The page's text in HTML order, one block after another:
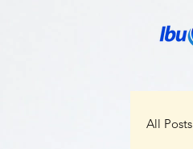
All Posts